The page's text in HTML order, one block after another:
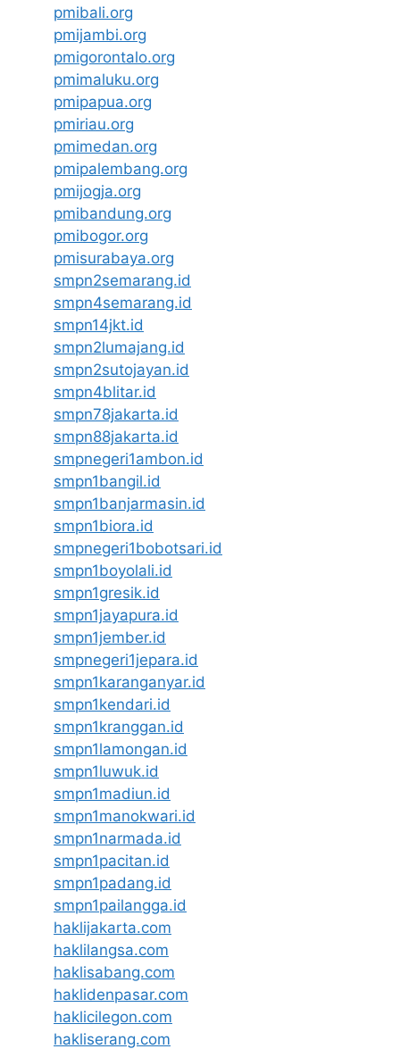
pmibali.org
pmijambi.org
pmigorontalo.org
pmimaluku.org
pmipapua.org
pmiriau.org
pmimedan.org
pmipalembang.org
pmijogja.org
pmibandung.org
pmibogor.org
pmisurabaya.org
smpn2semarang.id
smpn4semarang.id
smpn14jkt.id
smpn2lumajang.id
smpn2sutojayan.id
smpn4blitar.id
smpn78jakarta.id
smpn88jakarta.id
smpnegeri1ambon.id
smpn1bangil.id
smpn1banjarmasin.id
smpn1biora.id
smpnegeri1bobotsari.id
smpn1boyolali.id
smpn1gresik.id
smpn1jayapura.id
smpn1jember.id
smpnegeri1jepara.id
smpn1karanganyar.id
smpn1kendari.id
smpn1kranggan.id
smpn1lamongan.id
smpn1luwuk.id
smpn1madiun.id
smpn1manokwari.id
smpn1narmada.id
smpn1pacitan.id
smpn1padang.id
smpn1pailangga.id
haklijakarta.com
haklilangsa.com
haklisabang.com
haklidenpasar.com
haklicilegon.com
hakliserang.com